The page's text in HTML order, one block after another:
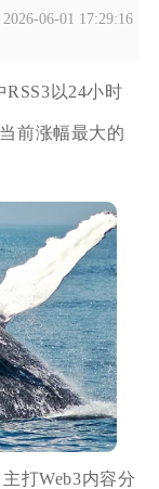
06-01 17:29:16
以24小时
前涨幅最大的
打Web3内容分